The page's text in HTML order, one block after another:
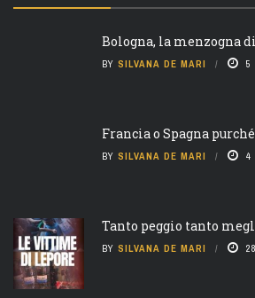
Bologna, la menzogna
BY SILVANA DE MARI 5
Francia o Spagna
BY SILVANA DE MARI 4
Tanto peggio tanto
BY SILVANA DE MARI